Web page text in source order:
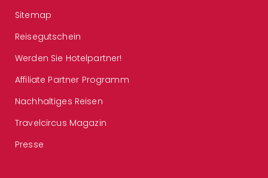
Sitemap
Reisegutschein
Werden Sie Hotelpartner!
Affiliate Partner Programm
Nachhaltiges Reisen
Travelcircus Magazin
Presse